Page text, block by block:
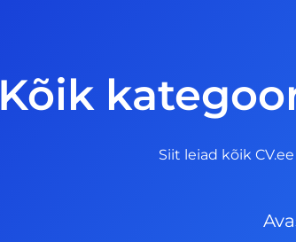
Kõik
Siit leiad kõik